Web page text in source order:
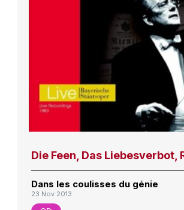
Die Feen, Das Liebesverbot,
Dans les coulisses du génie
23 Nov 2013